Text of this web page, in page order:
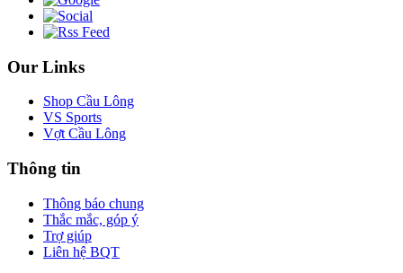
Our Links
Shop Cầu Lông
VS Sports
Vợt Cầu Lông
Thông tin
Thông báo chung
Thắc mắc, góp ý
Trợ giúp
Liên hệ BQT